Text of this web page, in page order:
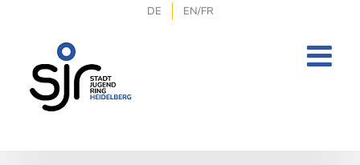
DE EN/FR